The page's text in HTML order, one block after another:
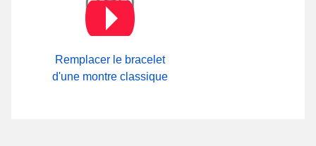
Remplacer le bracelet
d'une montre classique